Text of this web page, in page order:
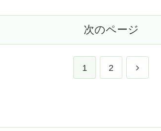
次のページ
1 2 次